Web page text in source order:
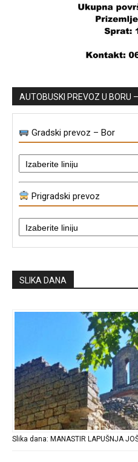
AUTOBUSKI PREVOZ U BORU
Gradski prevoz – Bor
Prigradski prevoz
SLIKA DANA
Slika dana: MANASTIR LAPUŠNJA